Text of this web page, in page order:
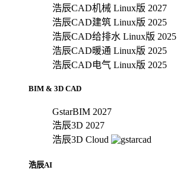
浩辰CAD机械 Linux版 2027
浩辰CAD建筑 Linux版 2025
浩辰CAD给排水 Linux版 2025
浩辰CAD暖通 Linux版 2025
浩辰CAD电气 Linux版 2025
BIM & 3D CAD
GstarBIM 2027
浩辰3D 2027
浩辰3D Cloud
浩辰AI